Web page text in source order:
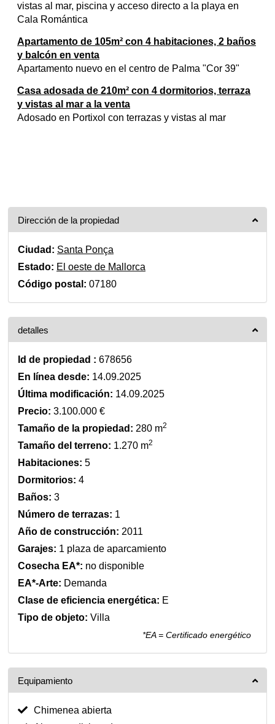
vistas al mar, piscina y acceso directo a la playa en
Cala Romántica
Apartamento de 105m² con 4 habitaciones, 2 baños
y balcón en venta
Apartamento nuevo en el centro de Palma "Cor 39"
Casa adosada de 210m² con 4 dormitorios, terraza
y vistas al mar a la venta
Adosado en Portixol con terrazas y vistas al mar
Dirección de la propiedad
Ciudad: Santa Ponça
Estado: El oeste de Mallorca
Código postal: 07180
detalles
Id de propiedad : 678656
En línea desde: 14.09.2025
Última modificación: 14.09.2025
Precio: 3.100.000 €
Tamaño de la propiedad: 280 m2
Tamaño del terreno: 1.270 m2
Habitaciones: 5
Dormitorios: 4
Baños: 3
Número de terrazas: 1
Año de construcción: 2011
Garajes: 1 plaza de aparcamiento
Cosecha EA*: no disponible
EA*-Arte: Demanda
Clase de eficiencia energética: E
Tipo de objeto: Villa
*EA = Certificado energético
Equipamiento
Chimenea abierta